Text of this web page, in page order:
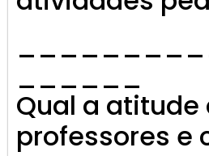
______
Qual a atitude
professores e